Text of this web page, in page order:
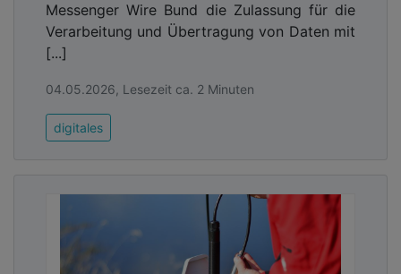
Messenger Wire Bund die Zulassung für die
Verarbeitung und Übertragung von Daten mit
[...]
04.05.2026, Lesezeit ca. 2 Minuten
digitales